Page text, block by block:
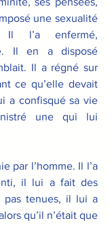
une sexualité
Il l’a enfermé,
Il en a disposé
Il a régné sur
ce qu’elle devait
a confisqué sa vie
une qui lui
par l’homme. Il l’a
il lui a fait des
pas tenues, il lui a
qu’il n’était que